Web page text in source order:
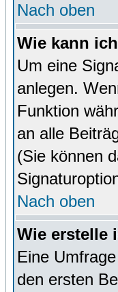
Nach oben
Wie kann
Um eine
anlegen.
Funktion
an alle
(Sie können
Nach oben
Wie erstelle
Eine
den ersten